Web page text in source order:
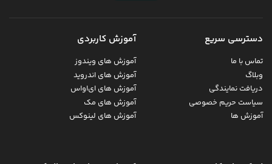
دسترسی سریع
تماس با ما
وبلاگ
دریافت نمایندگی
سیاست حریم خصوصی
آموزش ها
آموزش کاربردی
آموزش های ویندوز
آموزش های اندروید
آموزش های ای‌اواس
آموزش های مک
آموزش های لینوکس